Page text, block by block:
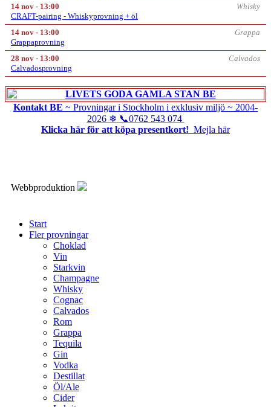
14 nov - 13:00
Whisky
CRAFT-pairing - Whiskyprovning + öl
14 nov - 13:00
Grappa
Grappaprovning
28 nov - 13:00
Calvados
Calvadosprovning
Kontakt BE ~ Provningar i Stockholm i exklusiv miljö ~ 2004-
2026❄ 📞0762 543 074
Klicka här för att köpa presentkort! Mejla här
Webbproduktion
Start
Fler provningar
Choklad
Vin
Starkvin
Champagne
Whisky
Cognac
Calvados
Rom
Grappa
Tequila
Gin
Vodka
Destillat
Öl/Ale
Cider